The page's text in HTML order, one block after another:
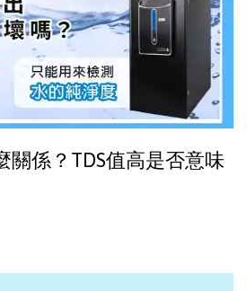
關係？TDS值高是否意味